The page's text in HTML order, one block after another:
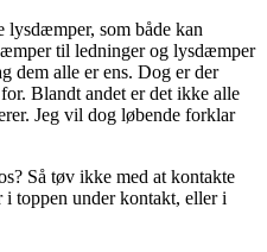
som både kan
til ledninger og lysdæmper
dem alle er ens. Dog er der
Blandt andet er det ikke alle
Jeg vil dog løbende forklar
Så tøv ikke med at kontakte
toppen under kontakt, eller i